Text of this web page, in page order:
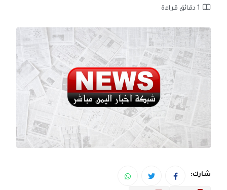
1 دقائق قراءة
شارك: